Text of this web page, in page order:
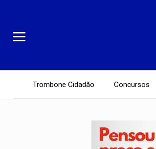
Trombone Cidadão Concursos